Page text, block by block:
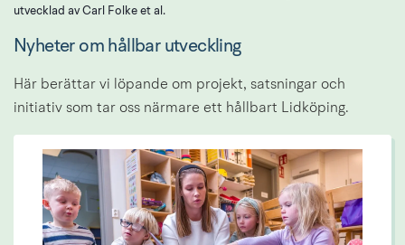
utvecklad av Carl Folke et al.
Nyheter om hållbar utveckling
Här berättar vi löpande om projekt, satsningar och
initiativ som tar oss närmare ett hållbart Lidköping.